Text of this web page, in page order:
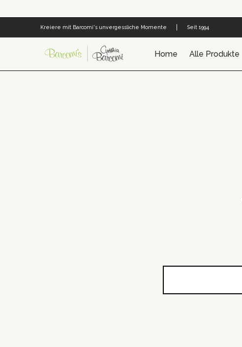
Cynthia's Welt
Kreiere mit Barcomi's unvergessliche Momente Seit 1994
Home Alle Produkte